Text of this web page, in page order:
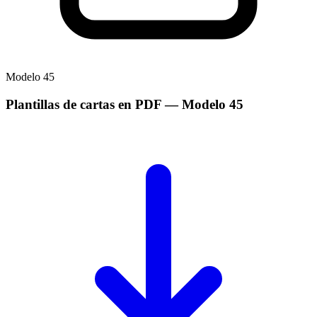
Modelo 45
Plantillas de cartas en PDF— Modelo 45